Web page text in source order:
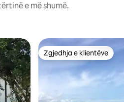
e më shumë.
Zgjedhja e klientëve
Zgjedhja e klientëve